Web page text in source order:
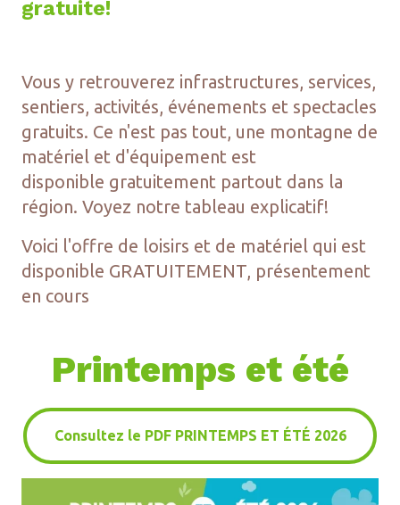
gratuite!
Vous y retrouverez infrastructures, services,
sentiers, activités, événements et spectacles
gratuits. Ce n'est pas tout, une montagne de
matériel et d'équipement est
disponible gratuitement partout dans la
région. Voyez notre tableau explicatif!
Voici l'offre de loisirs et de matériel qui est
disponible GRATUITEMENT, présentement
en cours
Printemps et été
Consultez le PDF PRINTEMPS ET ÉTÉ 2026